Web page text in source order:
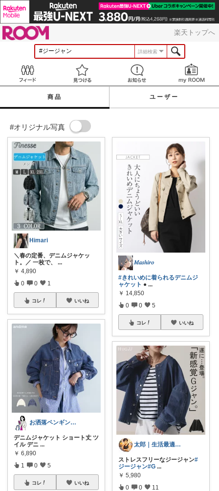
楽天トップへ
詳細検索
見つける お知らせ
商品 ユーザー
#オリジナル写真
Himari
＼春の定番、デニムジャケッ
ト。／ 一枚で、
...
￥ 4,890
0 0 1
コレ いいね
お洒落ペンギン🐧暮らし×ときめき
デニムジャケット ショート丈 ツ
イル デニ ...
￥ 6,890
1 0 5
コレ いいね
𝑀𝑎𝑠ℎ𝑖𝑟𝑜
#きれいめに着られるデニムジ
ャケット ● ...
￥ 14,850
0 0 5
コレ いいね
太郎｜生活最適化🏋️
ストレスフリーなジージャン#
ジージャン#G ...
￥ 5,980
0 0 11